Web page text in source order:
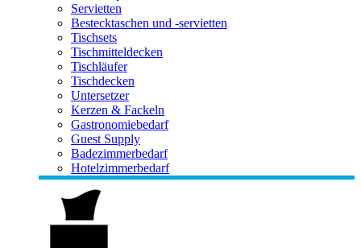
Servietten
Bestecktaschen und -servietten
Tischsets
Tischmitteldecken
Tischläufer
Tischdecken
Untersetzer
Kerzen & Fackeln
Gastronomiebedarf
Guest Supply
Badezimmerbedarf
Hotelzimmerbedarf